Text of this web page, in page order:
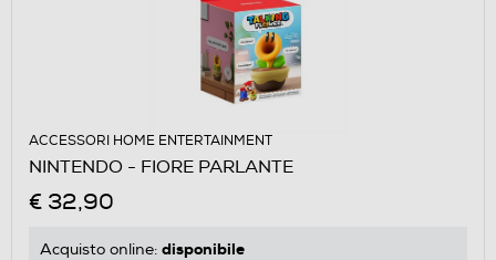
ACCESSORI HOME ENTERTAINMENT
NINTENDO - FIORE PARLANTE
€ 32,90
Acquisto online: disponibile